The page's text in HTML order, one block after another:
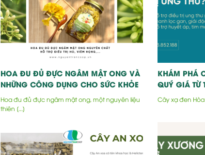
HOA ĐU ĐỦ ĐỰC NGÂM MẬT ONG VÀ
NHỮNG CÔNG DỤNG CHO SỨC KHỎE
Hoa đu đủ đực ngâm mật ong, một nguyên liệu
thiên [...]
KHÁM PHÁ
QUÝ GIÁ TỪ
Cây xạ đen